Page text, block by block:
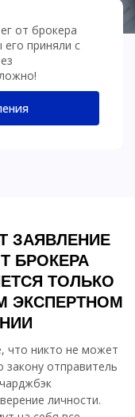
от брокера
приняли с
ЗАЯВЛЕНИЕ
БРОКЕРА
ТОЛЬКО
ЭКСПЕРТНОМ
что никто не может
закону отправитель
личности.